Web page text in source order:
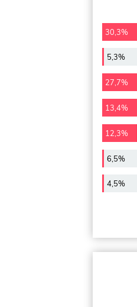
30,3%
5,3%
27,7%
13,4%
12,3%
6,5%
4,5%